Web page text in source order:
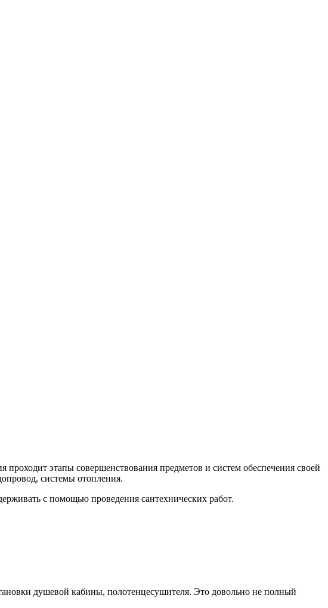
проходит этапы совершенствования предметов и систем обеспечения своей
системы отопления.
с помощью проведения сантехнических работ.
душевой кабины, полотенцесушителя. Это довольно не полный